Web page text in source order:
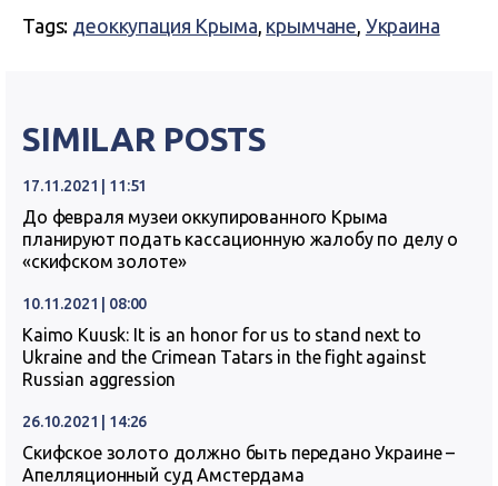
Tags: деоккупация Крыма, крымчане, Украина
SIMILAR POSTS
17.11.2021 | 11:51
До февраля музеи оккупированного Крыма
планируют подать кассационную жалобу по делу о
«скифском золоте»
10.11.2021 | 08:00
Kaimo Kuusk: It is an honor for us to stand next to
Ukraine and the Crimean Tatars in the fight against
Russian aggression
26.10.2021 | 14:26
Скифское золото должно быть передано Украине –
Апелляционный суд Амстердама